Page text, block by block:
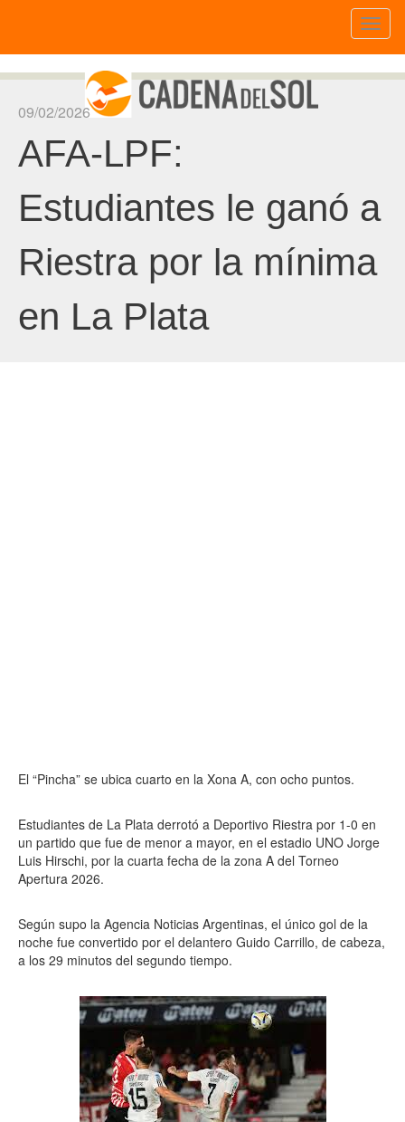
09/02/2026
AFA-LPF:
Estudiantes le ganó a
Riestra por la mínima
en La Plata
El “Pincha” se ubica cuarto en la Xona A, con ocho puntos.
Estudiantes de La Plata derrotó a Deportivo Riestra por 1-0 en
un partido que fue de menor a mayor, en el estadio UNO Jorge
Luis Hirschi, por la cuarta fecha de la zona A del Torneo
Apertura 2026.
Según supo la Agencia Noticias Argentinas, el único gol de la
noche fue convertido por el delantero Guido Carrillo, de cabeza,
a los 29 minutos del segundo tiempo.